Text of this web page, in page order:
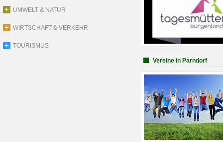
UMWELT & NATUR
WIRTSCHAFT & VERKEHR
TOURISMUS
Vereine in Parndorf